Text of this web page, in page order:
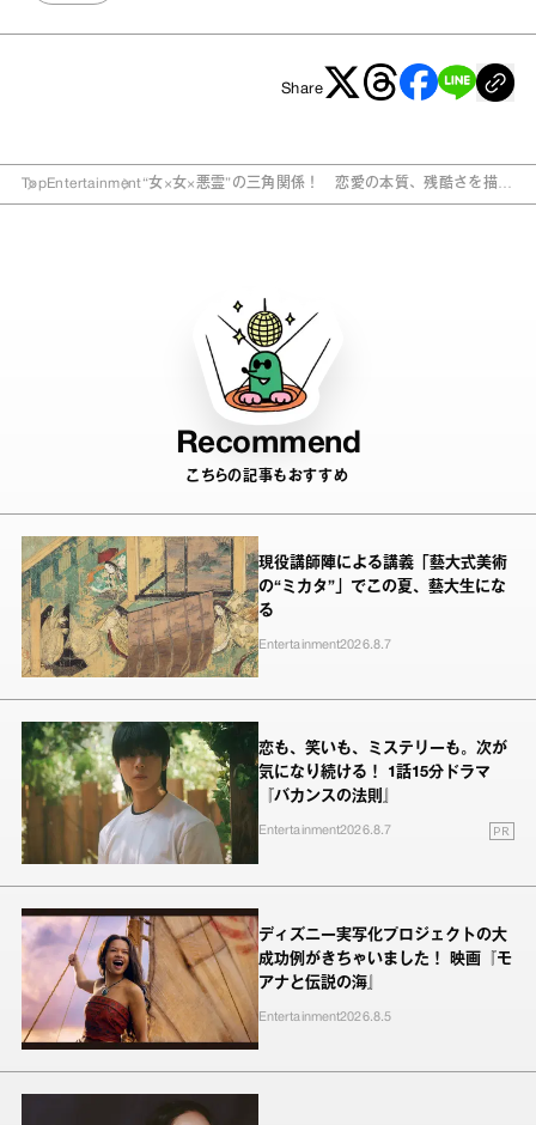
Share
TopEntertainment“女×女×悪霊”の三角関係！ 恋愛の本質、残酷さを描く
Recommend
こちらの記事もおすすめ
現役講師陣による講義「藝大式美術
の“ミカタ”」でこの夏、藝大生にな
る
Entertainment2026.8.7
恋も、笑いも、ミステリーも。次が
気になり続ける！ 1話15分ドラマ
『バカンスの法則』
Entertainment2026.8.7 PR
ディズニー実写化プロジェクトの大
成功例がきちゃいました！ 映画『モ
アナと伝説の海』
Entertainment2026.8.5